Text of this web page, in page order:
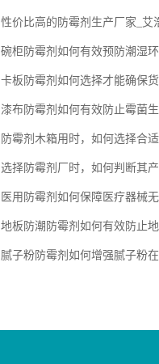
性价比高的防霉剂生产厂家_艾
碗柜防霉剂如何有效预防潮湿
卡板防霉剂如何选择才能确保
漆布防霉剂如何有效防止霉菌
防霉剂木箱用时，如何选择合
选择防霉剂厂时，如何判断其
医用防霉剂如何保障医疗器械无
地板防潮防霉剂如何有效防止地
腻子粉防霉剂如何增强腻子粉